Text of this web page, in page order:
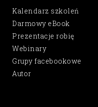
Kalendarz szkoleń
Darmowy eBook
Prezentacje robię
Webinary
Grupy facebookowe
Autor